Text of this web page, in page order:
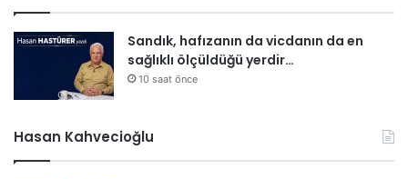
Sandık, hafızanın da vicdanın da en
sağlıklı ölçüldüğü yerdir…
10 saat önce
Hasan Kahvecioğlu